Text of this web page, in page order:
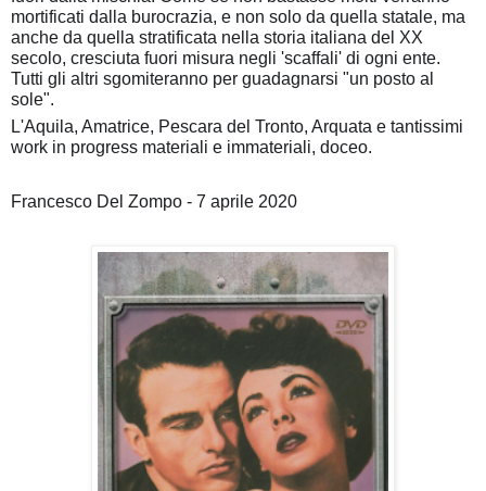
mortificati dalla burocrazia, e non solo da quella statale, ma
anche da quella stratificata nella storia italiana del XX
secolo, cresciuta fuori misura negli 'scaffali' di ogni ente.
Tutti gli altri sgomiteranno per guadagnarsi "un posto al
sole".
L'Aquila, Amatrice, Pescara del Tronto, Arquata e tantissimi
work in progress materiali e immateriali, doceo.
Francesco Del Zompo - 7 aprile 2020